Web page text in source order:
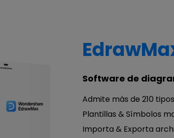
Software de
Admite más de 210
Plantillas & Símbolos
Importa & Exporta